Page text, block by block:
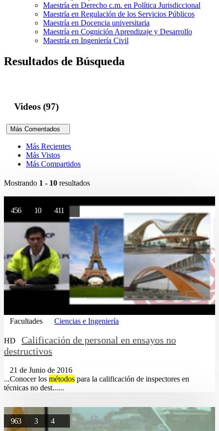
Maestría en Derecho c.m. en Política Jurisdiccional
Maestría en Regulación de los Servicios Públicos
Maestría en Docencia universitaria
Maestría en Cognición Aprendizaje y Desarrollo
Maestría en Ingeniería Civil
Resultados de Búsqueda
Videos (97)
Más Comentados
Más Recientes
Más Vistos
Más Compartidos
Mostrando 1 - 10 resultados
456 10 411
Facultades Ciencias e Ingeniería
HD
Calificación de personal en ensayos no
destructivos
21 de Junio de 2016
...Conocer los métodos para la calificación de inspectores en
técnicas no dest......
963 3 4